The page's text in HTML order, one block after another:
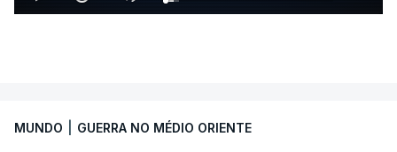
MUNDO GUERRA NO MÉDIO ORIENTE